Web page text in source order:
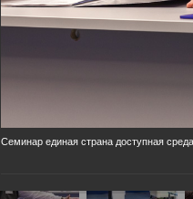
Семинар единая страна доступная